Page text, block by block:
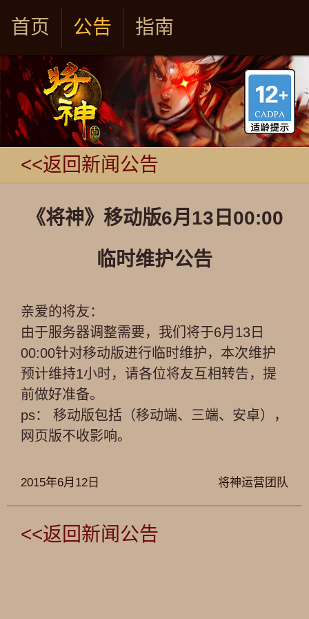
首页 公告 指南
<<返回新闻公告
《将神》移动版6月13日00:00
临时维护公告
亲爱的将友：
由于服务器调整需要，我们将于6月13日
00:00针对移动版进行临时维护，本次维护
预计维持1小时，请各位将友互相转告，提
前做好准备。
ps： 移动版包括（移动端、三端、安卓），
网页版不收影响。
将神运营团队
2015年6月12日
<<返回新闻公告